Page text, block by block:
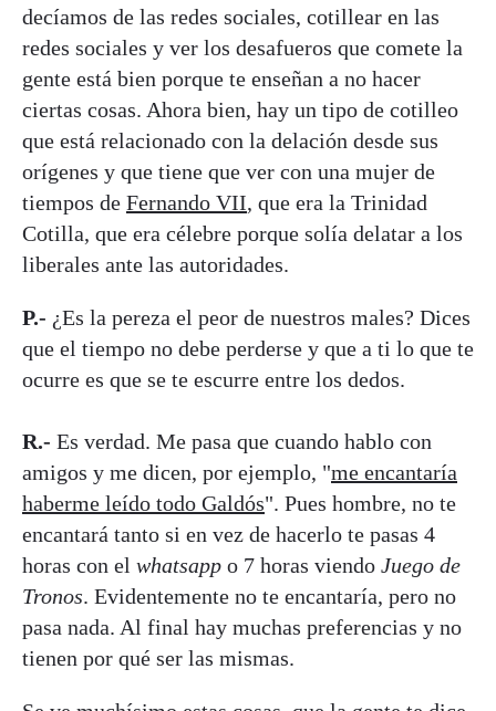
decíamos de las redes sociales, cotillear en las
redes sociales y ver los desafueros que comete la
gente está bien porque te enseñan a no hacer
ciertas cosas. Ahora bien, hay un tipo de cotilleo
que está relacionado con la delación desde sus
orígenes y que tiene que ver con una mujer de
tiempos de Fernando VII, que era la Trinidad
Cotilla, que era célebre porque solía delatar a los
liberales ante las autoridades.
P.- ¿Es la pereza el peor de nuestros males? Dices
que el tiempo no debe perderse y que a ti lo que te
ocurre es que se te escurre entre los dedos.
R.- Es verdad. Me pasa que cuando hablo con
amigos y me dicen, por ejemplo, "me encantaría
haberme leído todo Galdós". Pues hombre, no te
encantará tanto si en vez de hacerlo te pasas 4
horas con el whatsapp o 7 horas viendo Juego de
Tronos. Evidentemente no te encantaría, pero no
pasa nada. Al final hay muchas preferencias y no
tienen por qué ser las mismas.